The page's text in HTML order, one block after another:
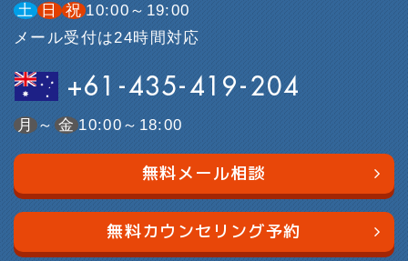
土 日 祝 10:00～19:00
メール受付は24時間対応
+61-435-419-204
月 ～ 金 10:00～18:00
無料メール相談
無料カウンセリング予約